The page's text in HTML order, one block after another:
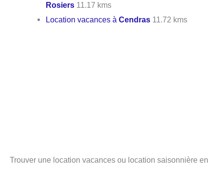
Rosiers 11.17 kms
Location vacances àCendras 11.72 kms
Trouver une location vacances ou location saisonnière en